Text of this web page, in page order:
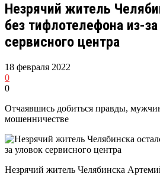
Незрячий житель
без тифлотелефона из-
сервисного центра
18 февраля 2022
0
0
Отчаявшись добиться правды,
мошенничестве
Незрячий житель Челябинска